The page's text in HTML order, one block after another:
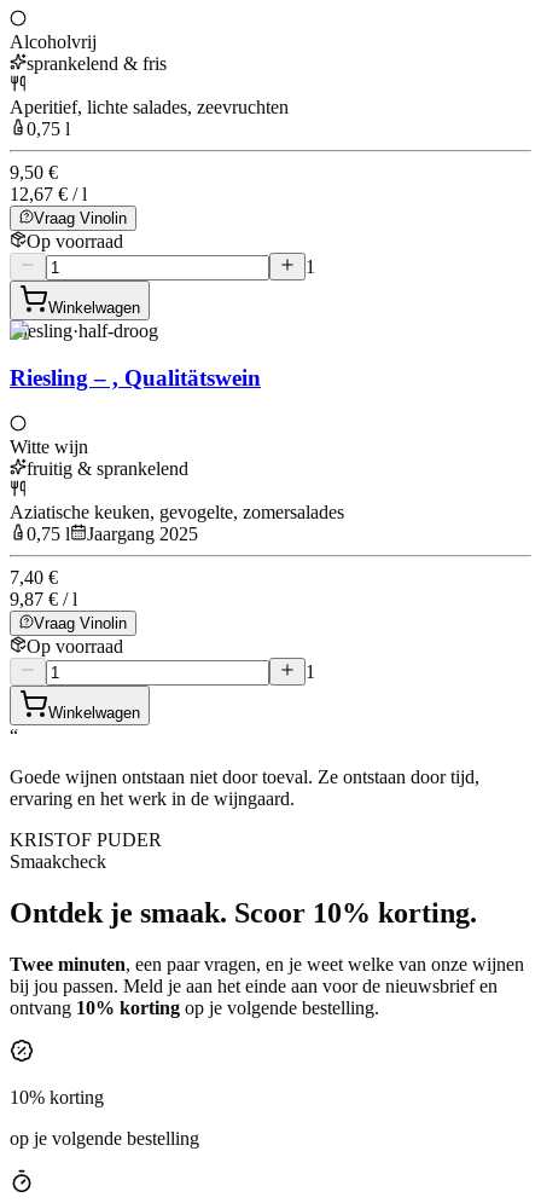
Alcoholvrij
sprankelend & fris
Aperitief, lichte salades, zeevruchten
0,75 l
9,50 €
12,67 € / l
Vraag Vinolin
Op voorraad
1
Winkelwagen
Riesling·half-droog
Riesling – , Qualitätswein
Witte wijn
fruitig & sprankelend
Aziatische keuken, gevogelte, zomersalades
0,75 l
Jaargang 2025
7,40 €
9,87 € / l
Vraag Vinolin
Op voorraad
1
Winkelwagen
“
Goede wijnen ontstaan niet door toeval. Ze ontstaan door tijd,
ervaring en het werk in de wijngaard.
KRISTOF PUDER
Smaakcheck
Ontdek je smaak. Scoor 10% korting.
Twee minuten, een paar vragen, en je weet welke van onze wijnen
bij jou passen. Meld je aan het einde aan voor de nieuwsbrief en
ontvang 10% korting op je volgende bestelling.
10% korting
op je volgende bestelling